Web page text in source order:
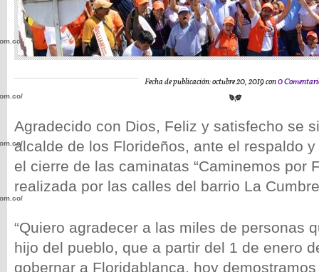
Fecha de publicación: octubre 20, 2019 con0
Agradecido con Dios, Feliz y satisfecho se
alcalde de los Florideños, ante el respaldo
el cierre de las caminatas “Caminemos por
realizada por las calles del barrio La
“Quiero agradecer a las miles de personas
hijo del pueblo, que a partir del 1 de enero
gobernar a Floridablanca, hoy
wp-
wp-
wp-
wp-